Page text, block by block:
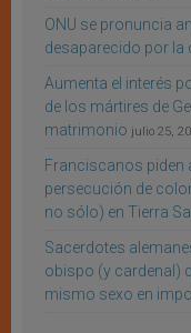
ONU se pronuncia
desaparecido por la
Aumenta el interés
de los mártires de
matrimonio julio 25,
Franciscanos piden
persecución de
no sólo) en Tierra
Sacerdotes
obispo (y cardenal)
mismo sexo en